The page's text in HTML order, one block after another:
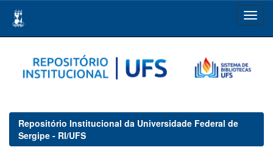
navigation
Repositório Institucional da Universidade Federal de
Sergipe - RI/UFS